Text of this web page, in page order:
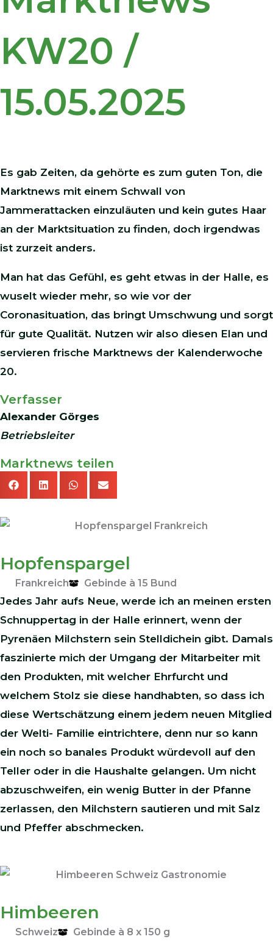
KW20 /
15.05.2025
Es gab Zeiten, da gehörte es zum guten Ton, die
Marktnews mit einem Schwall von
Jammerattacken einzuläuten und kein gutes Haar
an der Marktsituation zu finden, doch irgendwas
ist zurzeit anders.
Man hat das Gefühl, es geht etwas in der Halle, es
wuselt wieder mehr, so wie vor der
Coronasituation, das bringt Umschwung und sorgt
für gute Qualität. Nutzen wir also diesen Elan und
servieren frische Marktnews der Kalenderwoche
20.
Verfasser
Alexander Görges
Betriebsleiter
Marktnews teilen
Hopfenspargel
Frankreich Gebinde à 15 Bund
Jedes Jahr aufs Neue, werde ich an meinen ersten
Schnuppertag in der Halle erinnert, wenn der
Pyrenäen Milchstern sein Stelldichein gibt. Damals
faszinierte mich der Umgang der Mitarbeiter mit
den Produkten, mit welcher Ehrfurcht und
welchem Stolz sie diese handhabten, so dass ich
diese Wertschätzung einem jedem neuen Mitglied
der Welti- Familie eintrichtere, denn nur so kann
ein noch so banales Produkt würdevoll auf den
Teller oder in die Haushalte gelangen. Um nicht
abzuschweifen, ein wenig Butter in der Pfanne
zerlassen, den Milchstern sautieren und mit Salz
und Pfeffer abschmecken.
Himbeeren
Schweiz Gebinde à 8 x 150 g